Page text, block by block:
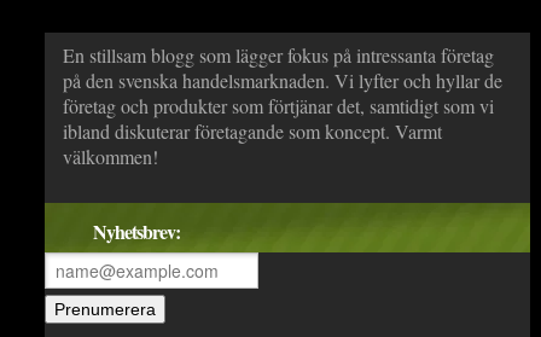
En stillsam blogg som lägger fokus på intressanta företag
på den svenska handelsmarknaden. Vi lyfter och hyllar de
företag och produkter som förtjänar det, samtidigt som vi
ibland diskuterar företagande som koncept. Varmt
välkommen!
Nyhetsbrev: